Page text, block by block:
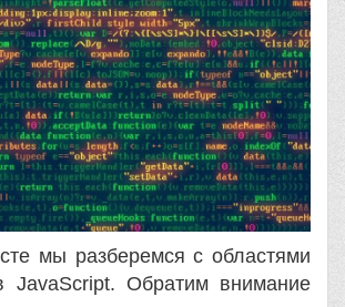
мы разберемся с областями
JavaScript. Обратим внимание